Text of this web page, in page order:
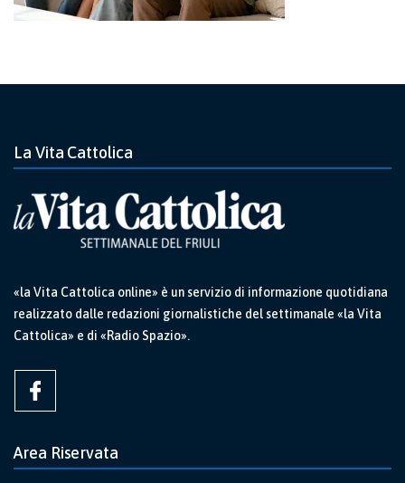
La Vita Cattolica
«la Vita Cattolica online» è un servizio di informazione quotidiana
realizzato dalle redazioni giornalistiche del settimanale «la Vita
Cattolica» e di «Radio Spazio».
Area Riservata